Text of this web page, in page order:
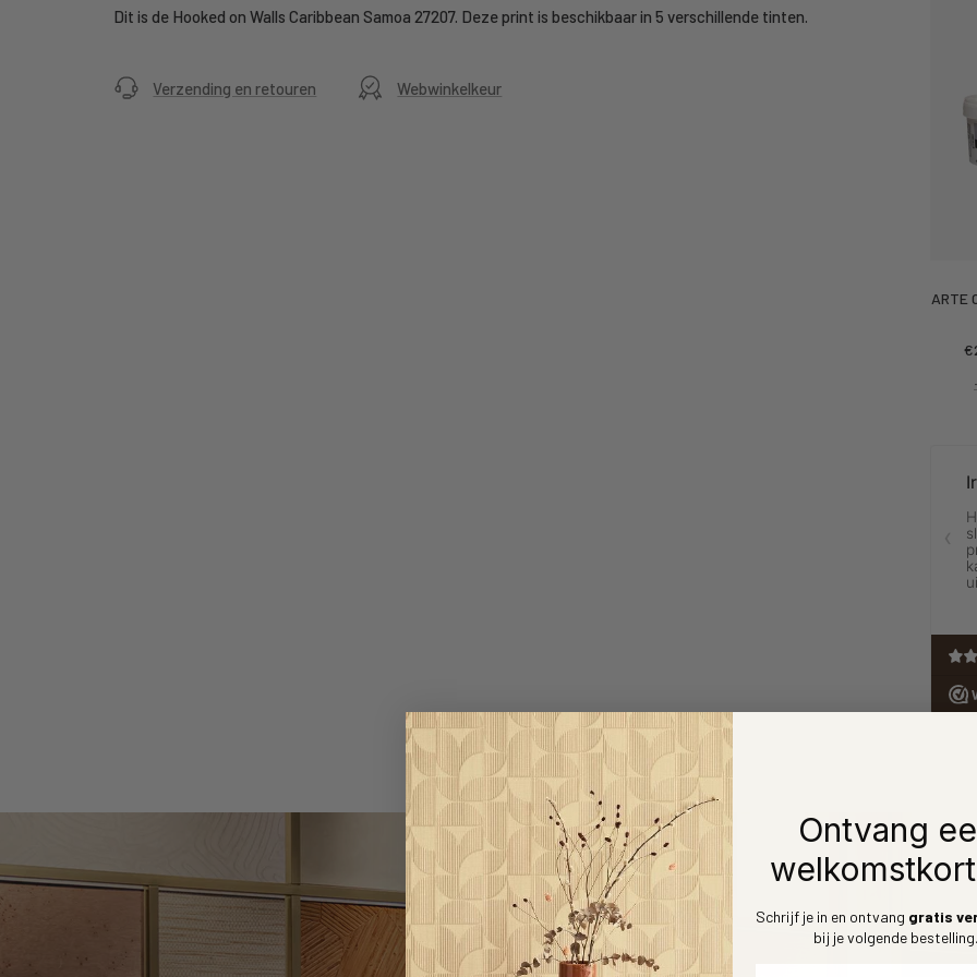
Dit is de Hooked on Walls Caribbean Samoa 27207. Deze print is beschikbaar in 5 verschillende tinten.
Verzending en retouren Webwinkelkeur
ARTE
Ontvang
Schrijf je in en ontvang gratis
bij je volgende bestelling